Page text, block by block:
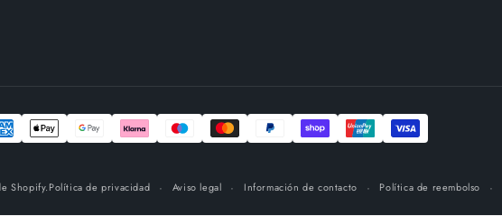
Shopify.Política de privacidad Aviso legal Información de contacto Política de reembolso